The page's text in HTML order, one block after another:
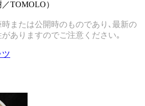
TOMOLO）
または公開時のものであり､最新の
ありますのでご注意ください｡
ツ